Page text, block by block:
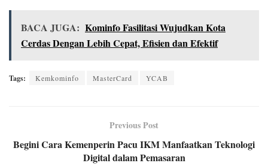
BACA JUGA: Kominfo Fasilitasi Wujudkan Kota
Cerdas Dengan Lebih Cepat, Efisien dan Efektif
Tags: Kemkominfo MasterCard YCAB
Previous Post
Begini Cara Kemenperin Pacu IKM Manfaatkan Teknologi
Digital dalam Pemasaran